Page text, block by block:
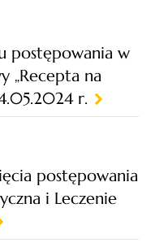
postępowania w
„Recepta na
r.
postępowania
i Leczenie